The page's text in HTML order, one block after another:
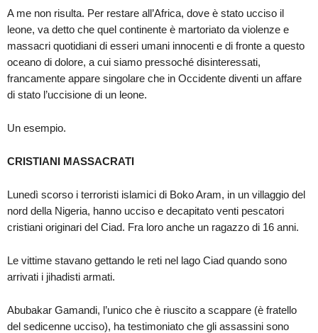
A me non risulta. Per restare all’Africa, dove è stato ucciso il
leone, va detto che quel continente è martoriato da violenze e
massacri quotidiani di esseri umani innocenti e di fronte a questo
oceano di dolore, a cui siamo pressoché disinteressati,
francamente appare singolare che in Occidente diventi un affare
di stato l’uccisione di un leone.
Un esempio.
CRISTIANI MASSACRATI
Lunedì scorso i terroristi islamici di Boko Aram, in un villaggio del
nord della Nigeria, hanno ucciso e decapitato venti pescatori
cristiani originari del Ciad. Fra loro anche un ragazzo di 16 anni.
Le vittime stavano gettando le reti nel lago Ciad quando sono
arrivati i jihadisti armati.
Abubakar Gamandi, l’unico che è riuscito a scappare (è fratello
del sedicenne ucciso), ha testimoniato che gli assassini sono